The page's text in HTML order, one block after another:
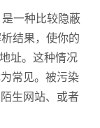
一种比较隐蔽
结果，使你的
址。这种情况
常见。被污染
生网站、或者